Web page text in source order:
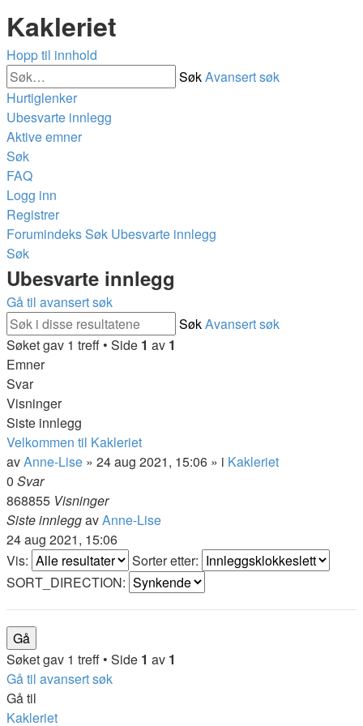
Kakleriet
Hopp til innhold
SøkAvansert søk
Hurtiglenker
Ubesvarte innlegg
Aktive emner
Søk
FAQ
Logg inn
Registrer
ForumindeksSøk Ubesvarte innlegg
Søk
Ubesvarte innlegg
Gå til avansert søk
SøkAvansert søk
Søket gav 1 treff • Side 1 av 1
Emner
Svar
Visninger
Siste innlegg
Velkommen til Kakleriet
avAnne-Lise » 24 aug 2021, 15:06 » i Kakleriet
0 Svar
868855 Visninger
Siste innleggavAnne-Lise
24 aug 2021, 15:06
Vis:
Sorter etter:
SORT_DIRECTION:
Søket gav 1 treff • Side 1 av 1
Gå til avansert søk
Gå til
Kakleriet